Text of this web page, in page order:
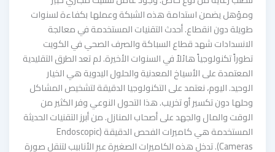
ومؤهل يضمن استدامة هذه الشبكة وعملها بكفاءة لسنوات
طويلة دون انقطاع. أحدث التقنيات المستخدمة في معالجة
الانسدادات شهد قطاع السباكة والصرف الصحي في الكويت
تطوراً تكنولوجياً هائلاً في السنوات الأخيرة. لم تعد الطرق التقليدية
المعتمدة على الأسياخ المعدنية والحلول اليدوية هي الخيار
الوحيد. اليوم، نعتمد على التكنولوجيا الدقيقة لتشخيص المشاكل
وحلها دون تكسير أو تخريب. هذا التحول النوعي وفر الكثير من
الوقت والمال والجهد على أصحاب المنازل. من أبرز التقنيات الحديثة
المستخدمة هي كاميرات الفحص الدقيقة (Endoscopic
Cameras). تدخل هذه الكاميرات الصغيرة عبر الأنابيب لتنقل صورة